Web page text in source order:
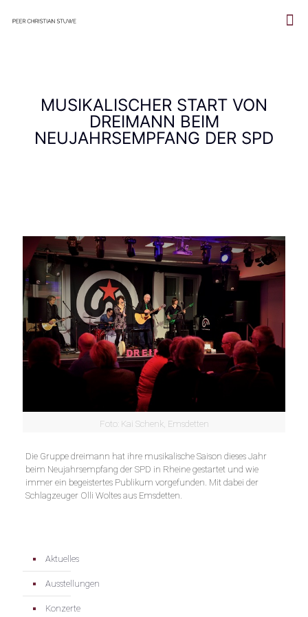
MUSIKALISCHER START VON
DREIMANN BEIM
NEUJAHRSEMPFANG DER SPD
Foto: Kai Schenk, Emsdetten
Die Gruppe dreimann hat ihre musikalische Saison dieses Jahr
beim Neujahrsempfang der SPD in Rheine gestartet und wie
immer ein begeistertes Publikum vorgefunden. Mit dabei der
Schlagzeuger Olli Woltes aus Emsdetten.
Aktuelles
Ausstellungen
Konzerte